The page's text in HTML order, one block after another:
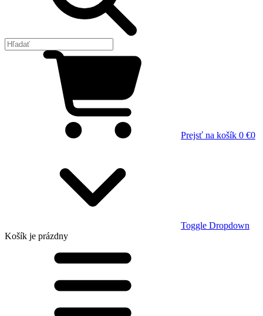
Prejsť na košík 0 €0
Toggle Dropdown
Košík je prázdny